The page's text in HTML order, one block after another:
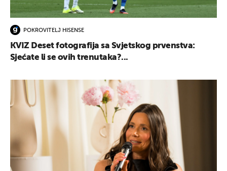
POKROVITELJ HISENSE
KVIZ Deset fotografija sa Svjetskog prvenstva:
Sjećate li se ovih trenutaka?...